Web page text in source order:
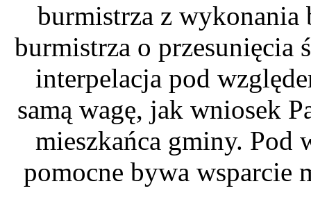
burmistrza z wykonania
burmistrza o przesunięcia
interpelacja pod
samą wagę, jak wniosek
mieszkańca gminy. Pod
pomocne bywa wsparcie